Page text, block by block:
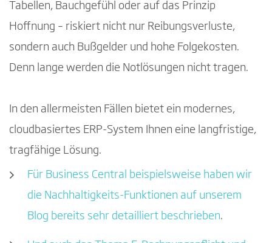
Tabellen, Bauchgefühl oder auf das Prinzip
Hoffnung – riskiert nicht nur Reibungsverluste,
sondern auch Bußgelder und hohe Folgekosten.
Denn lange werden die Notlösungen nicht tragen.
In den allermeisten Fällen bietet ein modernes,
cloudbasiertes ERP-System Ihnen eine langfristige,
tragfähige Lösung.
Für Business Central beispielsweise haben wir
die Nachhaltigkeits-Funktionen auf unserem
Blog bereits sehr detailliert beschrieben.